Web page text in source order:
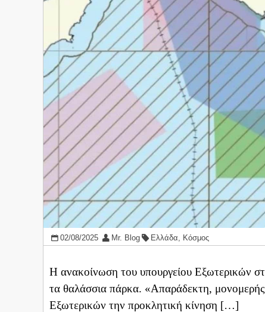
02/08/2025 Mr. Blog Ελλάδα, Κόσμος
Η ανακοίνωση του υπουργείου Εξωτερικών
τα θαλάσσια πάρκα. «Απαράδεκτη, μονομερής
Εξωτερικών την προκλητική κίνηση […]